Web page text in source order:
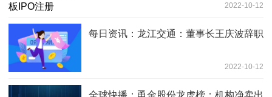
2022-10-12
每日资讯：龙江交通：董事长王庆波辞职
2022-10-12
全球快播：甬金股份龙虎榜：机构净卖出